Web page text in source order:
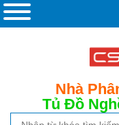
Nhà
Tủ Đồ